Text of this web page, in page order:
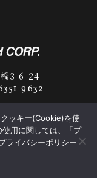
3-6-24
9632
ヤー行動規範
ッキー(Cookie)を使
用に関しては、「プ
ライバシーポリシー